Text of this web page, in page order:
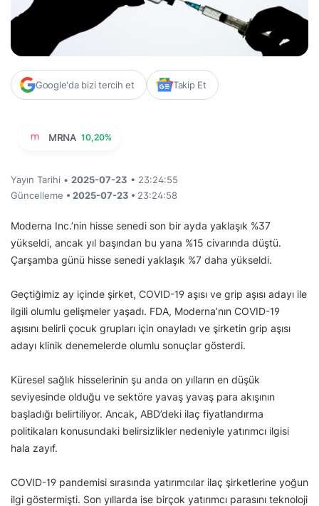
Google'da bizi tercih et Takip Et
MRNA 10,20%
Yayın Tarihi • 2025-07-23 • 23:24:55
Güncelleme • 2025-07-23 • 23:24:58
Moderna Inc.’nin hisse senedi son bir ayda yaklaşık %37
yükseldi, ancak yıl başından bu yana %15 civarında düştü.
Çarşamba günü hisse senedi yaklaşık %7 daha yükseldi.
Geçtiğimiz ay içinde şirket, COVID-19 aşısı ve grip aşısı adayı ile
ilgili olumlu gelişmeler yaşadı. FDA, Moderna’nın COVID-19
aşısını belirli çocuk grupları için onayladı ve şirketin grip aşısı
adayı klinik denemelerde olumlu sonuçlar gösterdi.
Küresel sağlık hisselerinin şu anda on yılların en düşük
seviyesinde olduğu ve sektöre yavaş yavaş para akışının
başladığı belirtiliyor. Ancak, ABD’deki ilaç fiyatlandırma
politikaları konusundaki belirsizlikler nedeniyle yatırımcı ilgisi
hala zayıf.
COVID-19 pandemisi sırasında yatırımcılar ilaç şirketlerine yoğun
ilgi göstermişti. Son yıllarda ise birçok yatırımcı parasını teknoloji